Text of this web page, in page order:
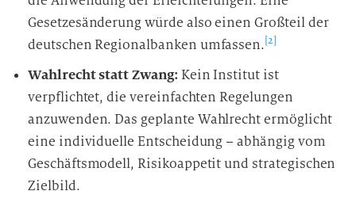
Gesetzesänderung würde also einen Großteil der
deutschen Regionalbanken umfassen. [2]
Wahlrecht statt Zwang: Kein Institut ist
verpflichtet, die vereinfachten Regelungen
anzuwenden. Das geplante Wahlrecht ermöglicht
eine individuelle Entscheidung – abhängig vom
Geschäftsmodell, Risikoappetit und strategischen
Zielbild.